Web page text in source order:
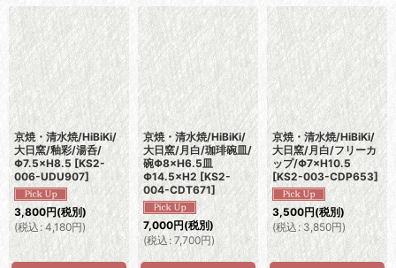
京焼・清水焼/HiBiKi/
大日窯/釉彩/湯呑/
Φ7.5×H8.5 [KS2-
006-UDU907]
3,800円(税別)
(税込: 4,180円)
京焼・清水焼/HiBiKi/
大日窯/月白/珈琲碗皿/
碗Φ8×H6.5皿
Φ14.5×H2 [KS2-
004-CDT671]
7,000円(税別)
(税込: 7,700円)
京焼・清水焼/HiBiKi/
大日窯/月白/フリーカ
ップ/Φ7×H10.5
[KS2-003-CDP653]
3,500円(税別)
(税込: 3,850円)